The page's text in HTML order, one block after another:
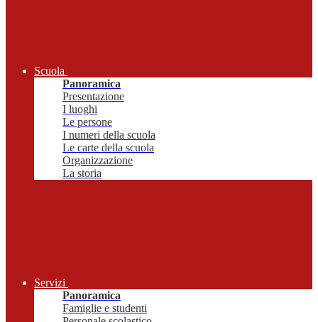
Scuola
Panoramica
Presentazione
I luoghi
Le persone
I numeri della scuola
Le carte della scuola
Organizzazione
La storia
Servizi
Panoramica
Famiglie e studenti